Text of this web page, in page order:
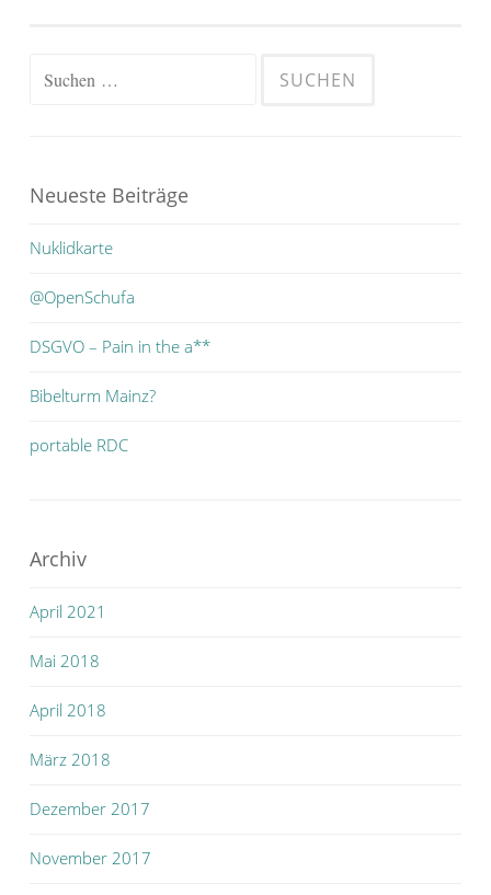
Suchen
Neueste Beiträge
Nuklidkarte
@OpenSchufa
DSGVO – Pain in the a**
Bibelturm Mainz?
portable RDC
Archiv
April 2021
Mai 2018
April 2018
März 2018
Dezember 2017
November 2017